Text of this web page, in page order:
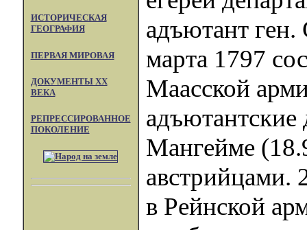
ИСТОРИЧЕСКАЯ
ГЕОГРАФИЯ
ПЕРВАЯ МИРОВАЯ
ДОКУМЕНТЫ XX
ВЕКА
РЕПРЕССИРОВАННОЕ
ПОКОЛЕНИЕ
адъютант
марта 1797
Маасской
Мангейме
австрийцами.
в Рейнской